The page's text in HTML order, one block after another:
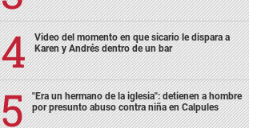
Video del momento en que sicario le dispara a
Karen y Andrés dentro de un bar
"Era un hermano de la iglesia": detienen a hombre
por presunto abuso contra niña en Calpules